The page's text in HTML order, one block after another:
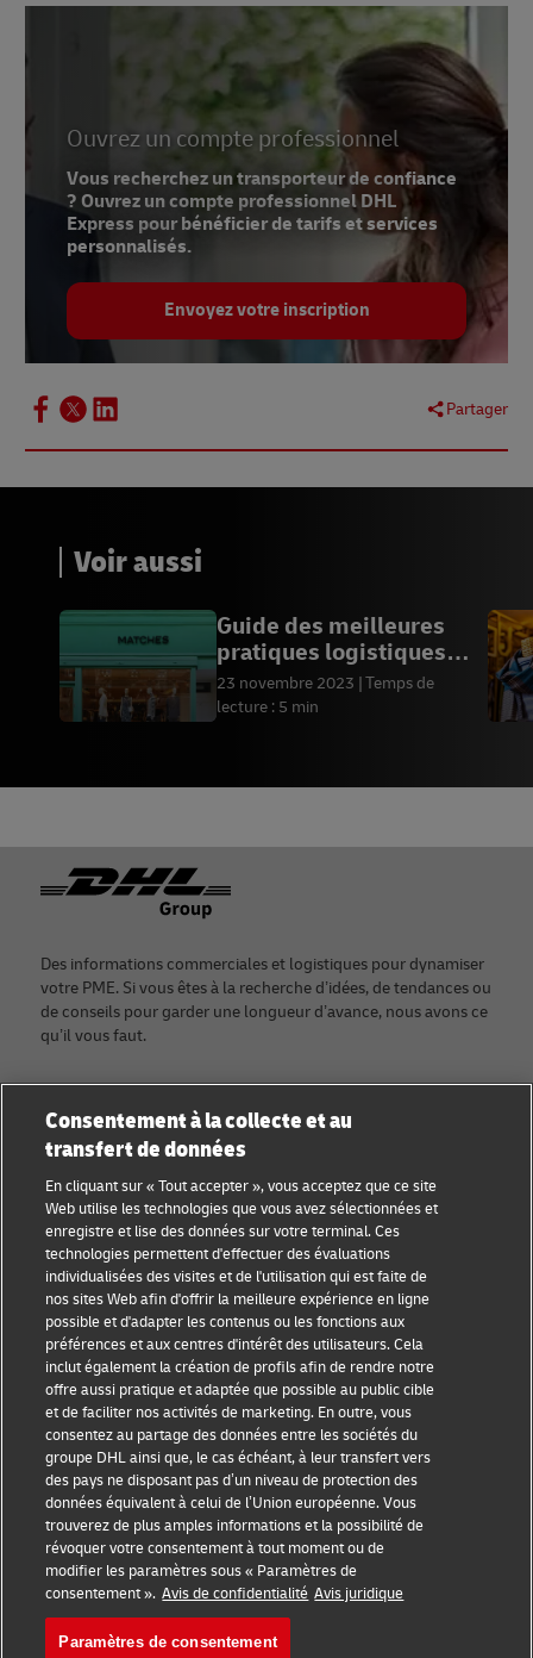
Ouvrez un compte professionnel
Vous recherchez un transporteur de confiance
? Ouvrez un compte professionnel DHL
Express pour bénéficier de tarifs et services
personnalisés.
Envoyez votre inscription
Partager
Voir aussi
Guide des meilleures
pratiques logistiques
Matches.com
23 novembre 2023 Temps de
lecture : 5 min
Footer
Des informations commerciales et logistiques pour dynamiser
votre PME. Si vous êtes à la recherche d’idées, de tendances ou
de conseils pour garder une longueur d’avance, nous avons ce
qu’il vous faut.
Catégories
Conseils aux petites
entreprises
Conseils e-commerce
Conseils B2B
Conseil logistique
Nouvelles et
perspectives
Expédition avec DHL
À propos de DHL
Nous contacter
Presse
Durabilité
Mentions légales
Conditions d'utilisation
Avis de confidentialité
Cookie Settings
Suivez-nous
Consentement à la collecte et au
transfert de données
En cliquant sur « Tout accepter », vous acceptez que ce site
Web utilise les technologies que vous avez sélectionnées et
enregistre et lise des données sur votre terminal. Ces
technologies permettent d'effectuer des évaluations
individualisées des visites et de l'utilisation qui est faite de
nos sites Web afin d'offrir la meilleure expérience en ligne
possible et d'adapter les contenus ou les fonctions aux
préférences et aux centres d'intérêt des utilisateurs. Cela
inclut également la création de profils afin de rendre notre
offre aussi pratique et adaptée que possible au public cible
et de faciliter nos activités de marketing. En outre, vous
consentez au partage des données entre les sociétés du
groupe DHL ainsi que, le cas échéant, à leur transfert vers
des pays ne disposant pas d’un niveau de protection des
données équivalent à celui de l’Union européenne. Vous
trouverez de plus amples informations et la possibilité de
révoquer votre consentement à tout moment ou de
modifier les paramètres sous « Paramètres de
consentement ». Avis de confidentialité Avis juridique
Paramètres de consentement